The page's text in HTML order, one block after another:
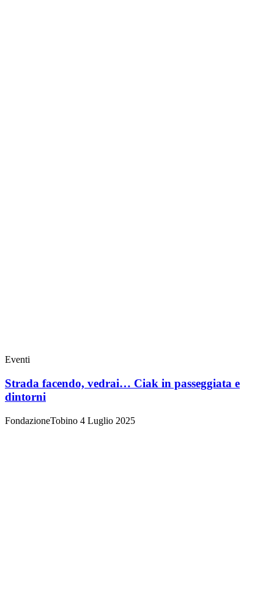
Eventi
Strada facendo, vedrai… Ciak in passeggiata e
dintorni
FondazioneTobino 4 Luglio 2025